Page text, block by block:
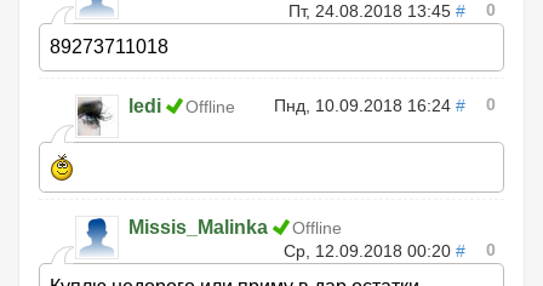
Пт, 24.08.2018 13:45 # 0
89273711018
ledi Offline Пнд, 10.09.2018 16:24 # 0
Missis_Malinka
Offline
Ср, 12.09.2018 00:20 # 0